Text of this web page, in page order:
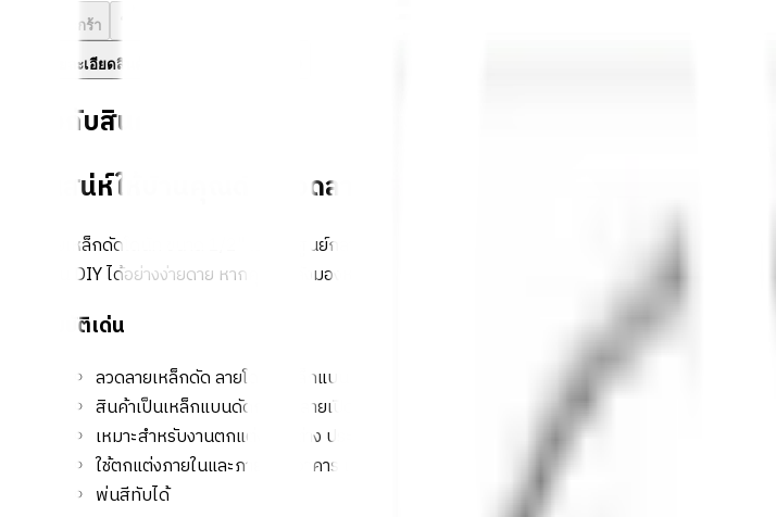
ใส่ตะกร้า
รายละเอียดสินค้า
เกี่ยวกับสินค้านี้
เพิ่มเสน่ห์ให้บ้านคุณด้วยลวดลายเหล็กดัดโดนัท!
ลวดลายเหล็กดัดโดนัท ขนาด 1/2" เส้นผ่าศูนย์กลาง 10 ซม. สีเงิน เป็นทางเลือกที่ยอดเยี่ยมสำหรับการตกแ
ใช้ในงาน DIY ได้อย่างง่ายดาย หากคุณกำลังมองหาวิธีใหม่ในการเติมเต็มพื้นที่ของคุณ ลวดลายนี้จะช่วยให้บ้าน
คุณสมบัติเด่น
ลวดลายเหล็กดัด ลายโดนัทเหล็กแบน เส้นผ่าศูนย์กลาง 10 ซ.ม. ขนาด 1/2"
สินค้าเป็นเหล็กแบนดัดกลม ปลายเปิด
เหมาะสำหรับงานตกแต่งหน้าต่าง ประตู ระเบียง ราวบันได รั้วบ้าน
ใช้ตกแต่งภายในและภายนอกอาคาร เหมาะสำหรับงาน DIYทุกประเภท
พ่นสีทับได้